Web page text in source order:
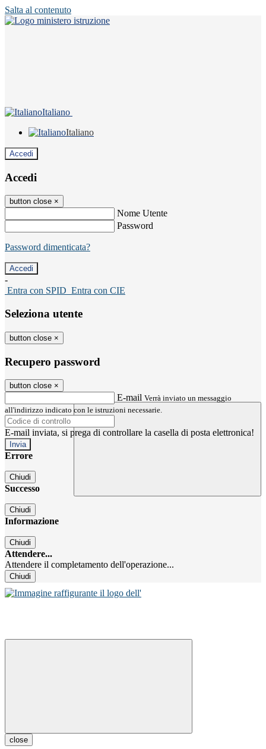
Salta al contenuto
Italiano
Italiano
Accedi
Accedi
button close ×
Nome Utente
Password
Password dimenticata?
-
Entra con SPID Entra con CIE
Seleziona utente
button close ×
Recupero password
button close ×
E-mail Verrà inviato un messaggio
all'indirizzo indicato con le istruzioni necessarie.
E-mail inviata, si prega di controllare la casella di posta elettronica!
Errore
Chiudi
Successo
Chiudi
Informazione
Chiudi
Attendere...
Attendere il completamento dell'operazione...
Chiudi
close